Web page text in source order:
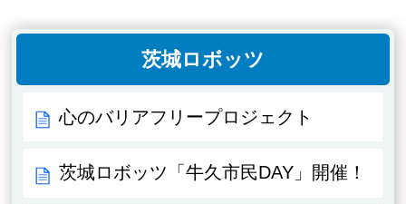
茨城ロボッツ
心のバリアフリープロジェクト
茨城ロボッツ「牛久市民DAY」開催！